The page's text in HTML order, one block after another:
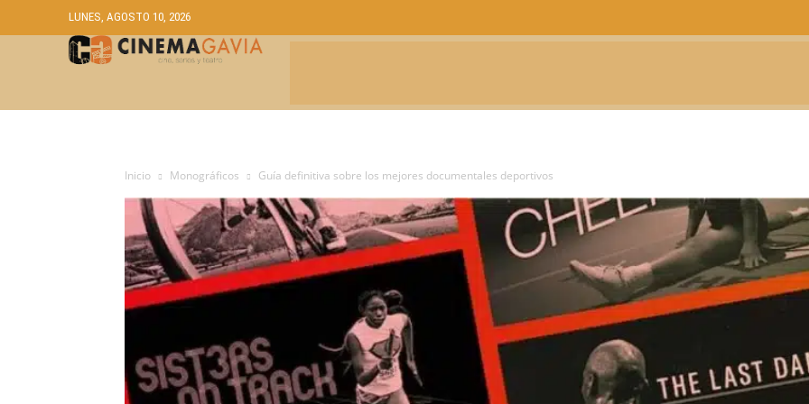
LUNES, AGOSTO 10, 2026
Inicio Monográficos Guía definitiva sobre los mejores documentales deportivos